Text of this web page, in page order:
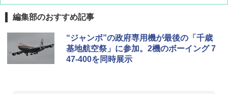
編集部のおすすめ記事
“ジャンボ”の政府専用機が最後の「千歳
基地航空祭」に参加。2機のボーイング 7
47-400を同時展示